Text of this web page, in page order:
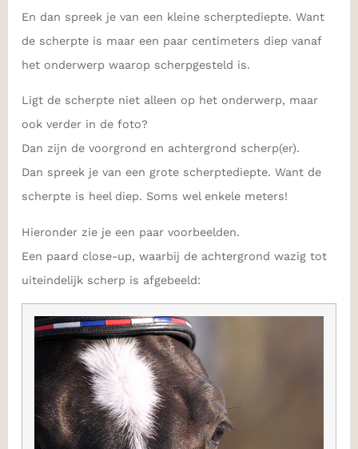
En dan spreek je van een kleine scherptediepte. Want
de scherpte is maar een paar centimeters diep vanaf
het onderwerp waarop scherpgesteld is.
Ligt de scherpte niet alleen op het onderwerp, maar
ook verder in de foto?
Dan zijn de voorgrond en achtergrond scherp(er).
Dan spreek je van een grote scherptediepte. Want de
scherpte is heel diep. Soms wel enkele meters!
Hieronder zie je een paar voorbeelden.
Een paard close-up, waarbij de achtergrond wazig tot
uiteindelijk scherp is afgebeeld: